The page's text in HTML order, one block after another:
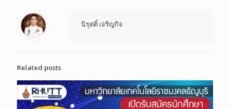
นิรุตติ์ เจริญกิจ
Related posts